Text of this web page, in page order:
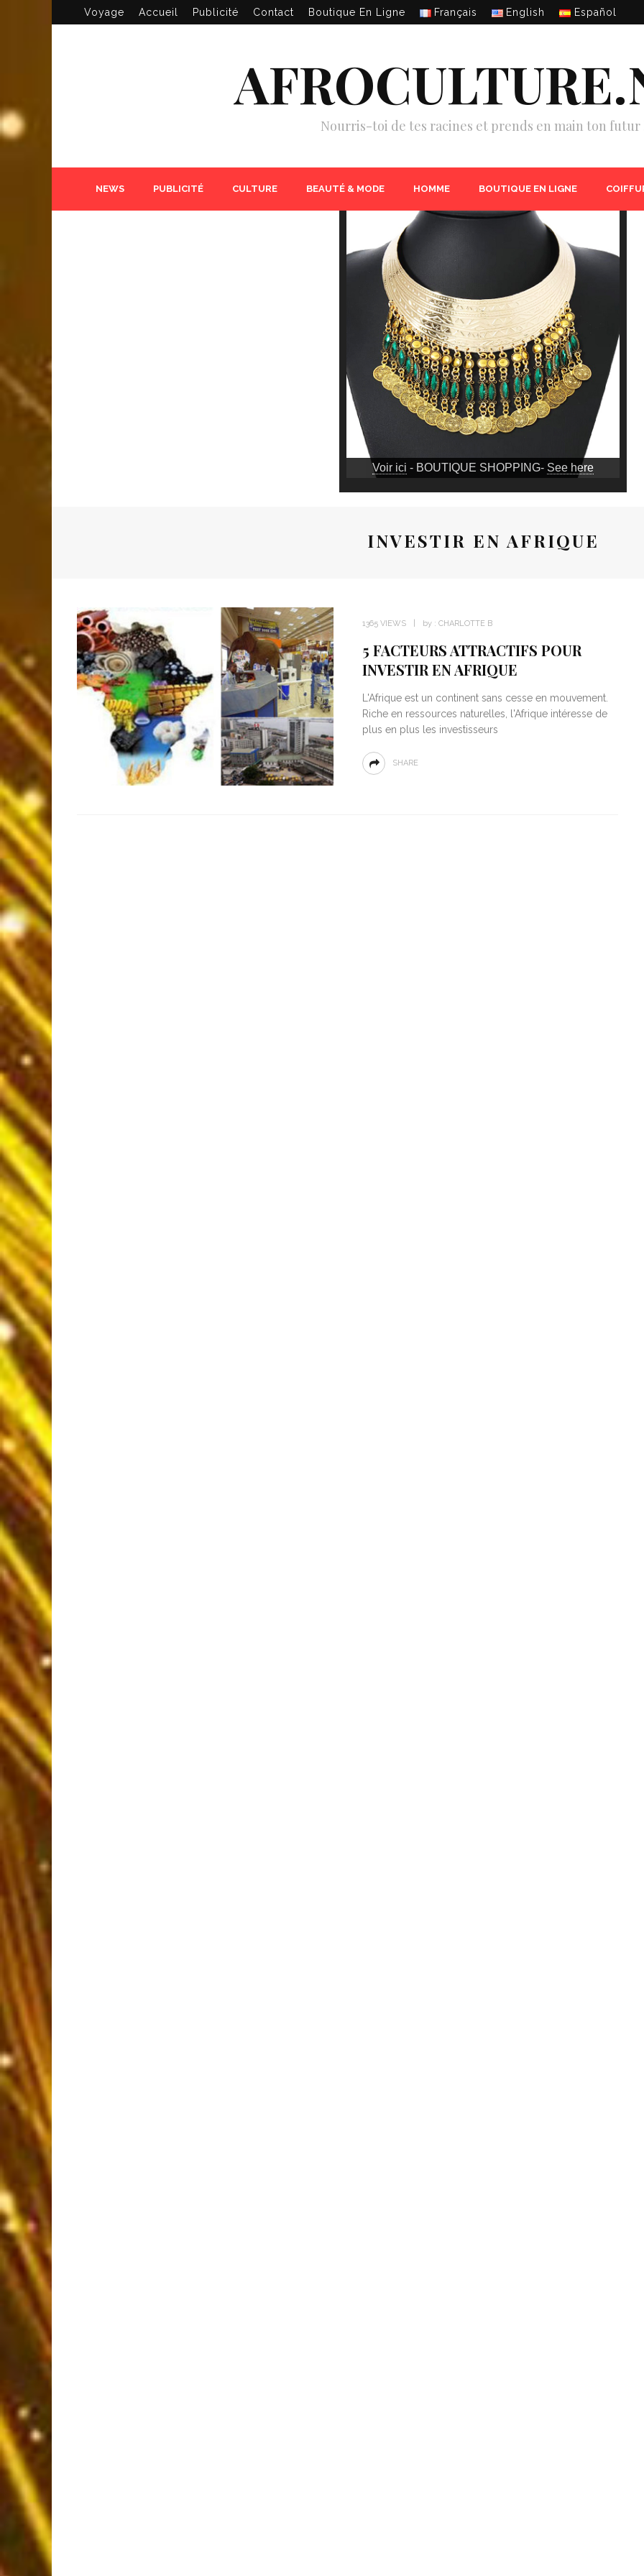
Voyage Accueil Publicité Contact Boutique En Ligne Français English Español
Nourris-toi de tes racines et prends en main ton futur
NEWS PUBLICITÉ CULTURE BEAUTÉ & MODE HOMME BOUTIQUE EN LIGNE
Voir ici - BOUTIQUE SHOPPING- See here
INVESTIR EN AFRIQUE
1365 VIEWS by : CHARLOTTE B
5 FACTEURS ATTRACTIFS POUR
INVESTIR EN AFRIQUE
L'Afrique est un continent sans cesse en mouvement.
Riche en ressources naturelles, l'Afrique intéresse de
plus en plus les investisseurs
SHARE